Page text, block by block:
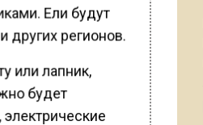
Ели будут
других регионов.
или лапник,
будет